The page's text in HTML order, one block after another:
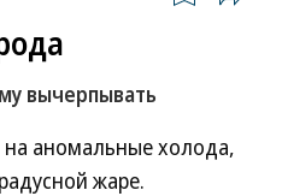
вычерпывать
аномальные холода,
жаре.